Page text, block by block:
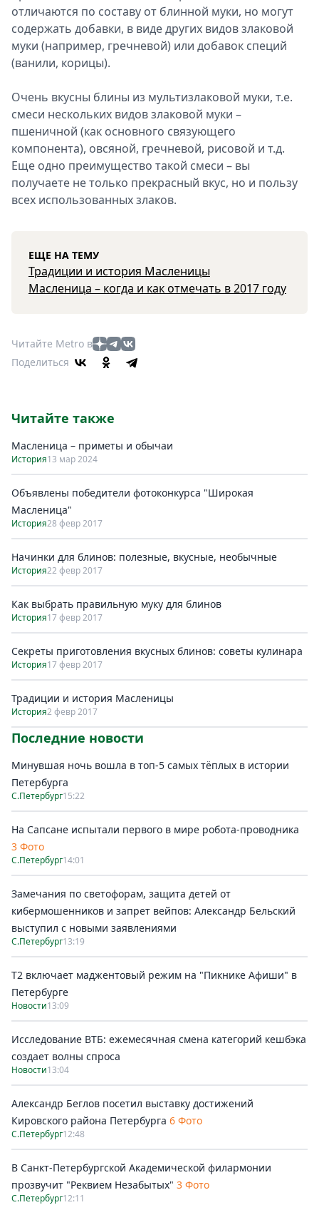
отличаются по составу от блинной муки, но могут
содержать добавки, в виде других видов злаковой
муки (например, гречневой) или добавок специй
(ванили, корицы).
Очень вкусны блины из мультизлаковой муки, т.е.
смеси нескольких видов злаковой муки –
пшеничной (как основного связующего
компонента), овсяной, гречневой, рисовой и т.д.
Еще одно преимущество такой смеси – вы
получаете не только прекрасный вкус, но и пользу
всех использованных злаков.
ЕЩЕ НА ТЕМУ
Традиции и история Масленицы
Масленица – когда и как отмечать в 2017 году
Читайте Metro в
Поделиться
Читайте также
Масленица – приметы и обычаи
История13 мар 2024
Объявлены победители фотоконкурса "Широкая
Масленица"
История28 февр 2017
Начинки для блинов: полезные, вкусные, необычные
История22 февр 2017
Как выбрать правильную муку для блинов
История17 февр 2017
Секреты приготовления вкусных блинов: советы кулинара
История17 февр 2017
Традиции и история Масленицы
История2 февр 2017
Последние новости
Минувшая ночь вошла в топ-5 самых тёплых в истории
Петербурга
С.Петербург15:22
На Сапсане испытали первого в мире робота-проводника
3 Фото
С.Петербург14:01
Замечания по светофорам, защита детей от
кибермошенников и запрет вейпов: Александр Бельский
выступил с новыми заявлениями
С.Петербург13:19
Т2 включает маджентовый режим на "Пикнике Афиши" в
Петербурге
Новости13:09
Исследование ВТБ: ежемесячная смена категорий кешбэка
создает волны спроса
Новости13:04
Александр Беглов посетил выставку достижений
Кировского района Петербурга 6 Фото
С.Петербург12:48
В Санкт-Петербургской Академической филармонии
прозвучит "Реквием Незабытых" 3 Фото
С.Петербург12:11